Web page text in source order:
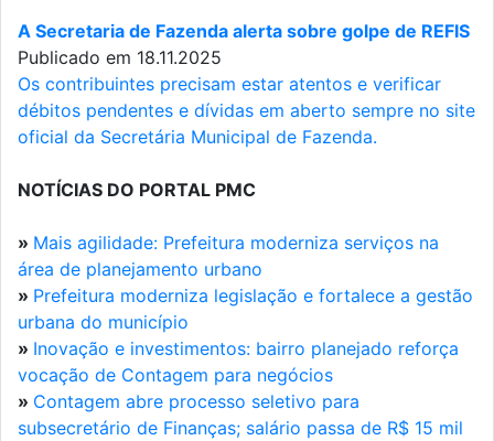
A Secretaria de Fazenda alerta sobre golpe de REFIS
Publicado em 18.11.2025
Os contribuintes precisam estar atentos e verificar
débitos pendentes e dívidas em aberto sempre no site
oficial da Secretária Municipal de Fazenda.
NOTÍCIAS DO PORTAL PMC
» Mais agilidade: Prefeitura moderniza serviços na
área de planejamento urbano
» Prefeitura moderniza legislação e fortalece a gestão
urbana do município
» Inovação e investimentos: bairro planejado reforça
vocação de Contagem para negócios
» Contagem abre processo seletivo para
subsecretário de Finanças; salário passa de R$ 15 mil